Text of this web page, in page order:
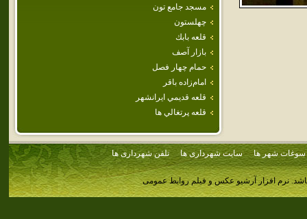
مسجد جامع تون
چهلستون
قلعه بابك
بازار آصف
حمام‌ چهار فصل
امام‌زاده‌ باقر
قلعه قديمي ايرانشهر
قلعه پرتغالي ها
سوغات شهر ها سایت شهرداری ها تلفن شهرداری ها
نرم افزار آرشیو عکس و فیلم روابط عمومی